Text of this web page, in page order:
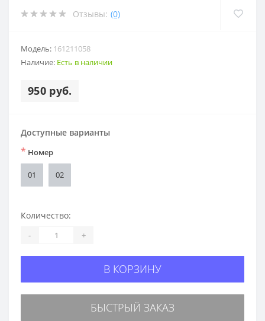
Отзывы: (0)
Модель: 161211058
Наличие: Есть в наличии
950 руб.
Доступные варианты
* Номер
01 02
Количество:
- +
В КОРЗИНУ
БЫСТРЫЙ ЗАКАЗ